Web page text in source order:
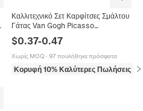
Καλλιτεχνικό Σετ Καρφίτσες Σμάλτου
Γάτας Van Gogh Picasso
Εμπνευσμένες από Κρανίο Φίλτρο
Γάτας Σήματα Χαριτωμένες
Καρφίτσες από Κράμα για Ρούχα
$0.37-0.47
Χωρίς MOQ · 97 πουλήθηκε πρόσφατα
Κορυφή 10% Καλύτερες Πωλήσεις